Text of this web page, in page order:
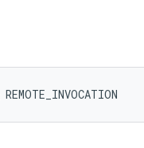
REMOTE_INVOCATION